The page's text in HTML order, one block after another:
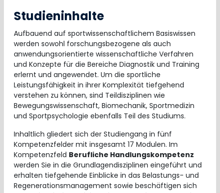
Studieninhalte
Aufbauend auf sportwissenschaftlichem Basiswissen
werden sowohl forschungsbezogene als auch
anwendungsorientierte wissenschaftliche Verfahren
und Konzepte für die Bereiche Diagnostik und Training
erlernt und angewendet. Um die sportliche
Leistungsfähigkeit in ihrer Komplexität tiefgehend
verstehen zu können, sind Teildisziplinen wie
Bewegungswissenschaft, Biomechanik, Sportmedizin
und Sportpsychologie ebenfalls Teil des Studiums.
Inhaltlich gliedert sich der Studiengang in fünf
Kompetenzfelder mit insgesamt 17 Modulen. Im
Kompetenzfeld Berufliche Handlungskompetenz
werden Sie in die Grundlagendisziplinen eingeführt und
erhalten tiefgehende Einblicke in das Belastungs- und
Regenerationsmanagement sowie beschäftigen sich